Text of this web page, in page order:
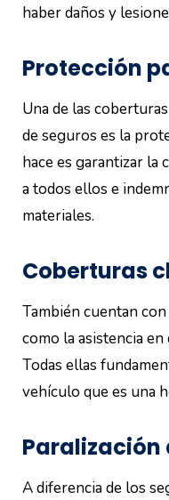
haber daños y
Protección
Una de las
de seguros es la
hace es garantizar la
a todos ellos e
materiales.
Coberturas
También cuentan
como la asistencia
Todas ellas
vehículo que es una
Paralización
A diferencia de los